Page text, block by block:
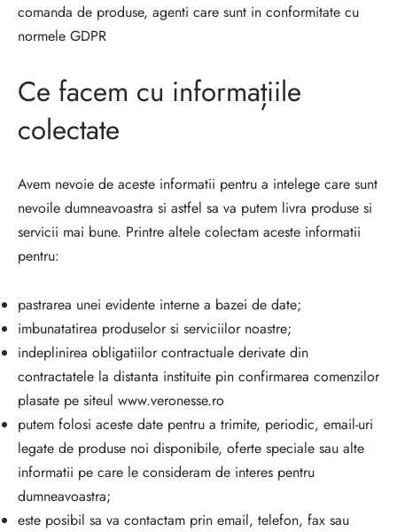
comanda de produse, agenti care sunt in conformitate cu
normele GDPR
Ce facem cu informațiile
colectate
Avem nevoie de aceste informatii pentru a intelege care sunt
nevoile dumneavoastra si astfel sa va putem livra produse si
servicii mai bune. Printre altele colectam aceste informatii
pentru:
pastrarea unei evidente interne a bazei de date;
imbunatatirea produselor si serviciilor noastre;
indeplinirea obligatiilor contractuale derivate din
contractatele la distanta instituite pin confirmarea comenzilor
plasate pe siteul www.veronesse.ro
putem folosi aceste date pentru a trimite, periodic, email-uri
legate de produse noi disponibile, oferte speciale sau alte
informatii pe care le consideram de interes pentru
dumneavoastra;
este posibil sa va contactam prin email, telefon, fax sau